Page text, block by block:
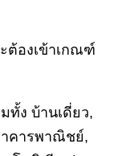
ต้องเข้าเกณฑ์
ทั้ง บ้านเดี่ยว,
คารพาณิชย์,